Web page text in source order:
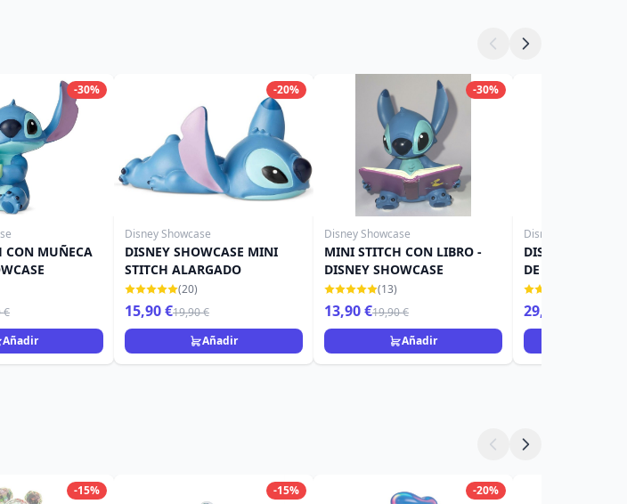
-30%
CON MUÑECA
€
Añadir
-20%
Disney Showcase
DISNEY SHOWCASE MINI
STITCH ALARGADO
(20)
15,90 €19,90 €
Añadir
-30%
Disney Showcase
MINI STITCH CON LIBRO -
DISNEY SHOWCASE
(13)
13,90 €19,90 €
Añadir
Disney Traditions
DISNEY
DE SAN
29,90 €
-15% -15% -20%